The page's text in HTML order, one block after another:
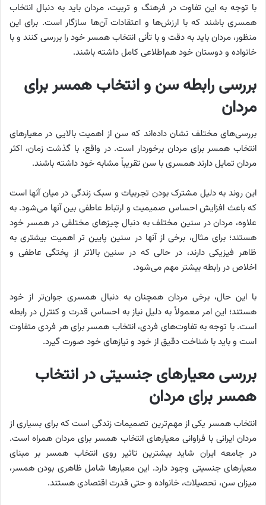
با توجه به این تفاوت در فرهنگ و تربیت، مردان باید به دنبال انتخاب
همسری باشند که با ارزش‌ها و اعتقادات آن‌ها سازگار است. برای این
منظور، مردان باید به دقت و با تأنی انتخاب همسر خود را بررسی کنند و با
خانواده و دوستان خود هم‌اطلاعی کامل داشته باشند.
بررسی رابطه سن و انتخاب همسر برای
مردان
بررسی‌های مختلف نشان داده‌اند که سن از اهمیت بالایی در معیارهای
انتخاب همسر برای مردان برخوردار است. در واقع، با گذشت زمان، اکثر
مردان تمایل دارند همسری با سن تقریباً مشابه خود داشته باشند.
این روند به دلیل مشترک بودن تجربیات و سبک زندگی در میان آنها است
که باعث افزایش احساس صمیمیت و ارتباط عاطفی بین آنها می‌شود. به
علاوه، مردان در سنین مختلف به دنبال چیزهای مختلفی در همسر خود
هستند؛ برای مثال، برخی از آنها در سنین پایین تر اهمیت بیشتری به
ظاهر فیزیکی دارند، در حالی که در سنین بالاتر از پختگی عاطفی و
اخلاص در رابطه بیشتر مهم می‌شود.
با این حال، برخی مردان همچنان به دنبال همسری جوان‌تر از خود
هستند؛ این امر معمولاً به دلیل نیاز به احساس قدرت و کنترل در رابطه
است. با توجه به تفاوت‌های فردی، انتخاب همسر برای هر فردی متفاوت
است و باید با شناخت دقیق از خود و نیازهای خود صورت گیرد.
بررسی معیارهای جنسیتی در انتخاب
همسر برای مردان
انتخاب همسر یکی از مهم‌ترین تصمیمات زندگی است که برای بسیاری از
مردان ایرانی با فراوانی معیارهای انتخاب همسر برای مردان همراه است.
در جامعه ایران شاید بیشترین تاثیر روی انتخاب همسر بر مبنای
معیارهای جنسیتی وجود دارد. این معیارها شامل ظاهری بودن همسر،
میزان سن، تحصیلات، خانواده و حتی قدرت اقتصادی هستند.